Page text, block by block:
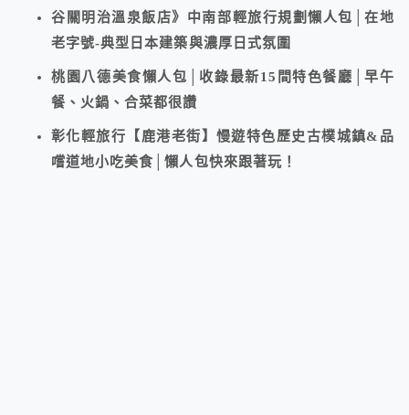
谷關明治溫泉飯店》中南部輕旅行規劃懶人包│在地
老字號-典型日本建築與濃厚日式氛圍
桃園八德美食懶人包│收錄最新15間特色餐廳│早午
餐、火鍋、合菜都很讚
彰化輕旅行【鹿港老街】慢遊特色歷史古樸城鎮&品
嚐道地小吃美食│懶人包快來跟著玩！